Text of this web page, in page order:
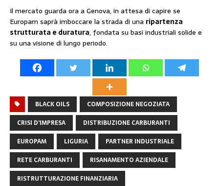
Il mercato guarda ora a Genova, in attesa di capire se
Europam saprà imboccare la strada di una ripartenza
strutturata e duratura, fondata su basi industriali solide e
su una visione di lungo periodo.
BLACK OILS
COMPOSIZIONE NEGOZIATA
CRISI D’IMPRESA
DISTRIBUZIONE CARBURANTI
EUROPAM
LIGURIA
PARTNER INDUSTRIALE
RETE CARBURANTI
RISANAMENTO AZIENDALE
RISTRUTTURAZIONE FINANZIARIA